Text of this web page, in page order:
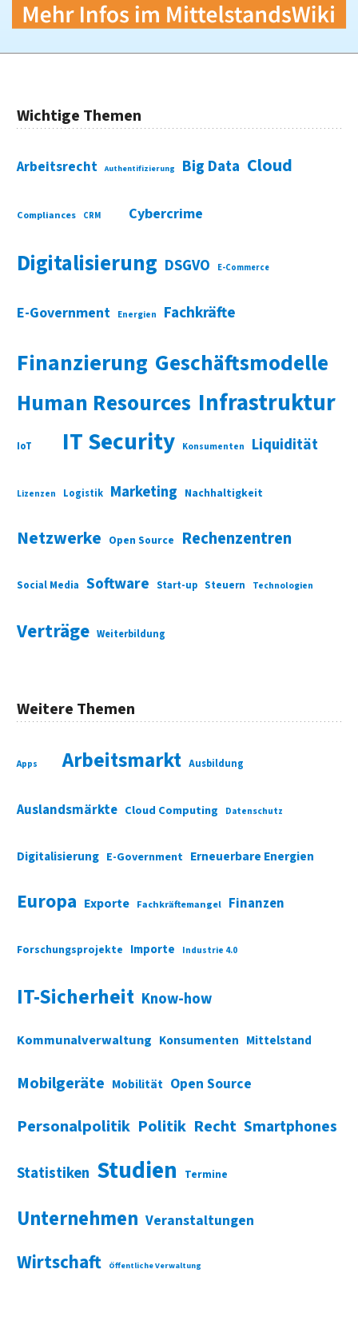
Wichtige Themen
Arbeitsrecht Authentifizierung Big Data Cloud
Compliances CRM Cybercrime
Digitalisierung DSGVO E-Commerce
E-Government Energien Fachkräfte
Finanzierung Geschäftsmodelle
Human Resources Infrastruktur
IoT IT Security Konsumenten Liquidität
Lizenzen Logistik Marketing Nachhaltigkeit
Netzwerke Open Source Rechenzentren
Social Media Software Start-up Steuern Technologien
Verträge Weiterbildung
Weitere Themen
Apps Arbeitsmarkt Ausbildung
Auslandsmärkte Cloud Computing Datenschutz
Digitalisierung E-Government Erneuerbare Energien
Europa Exporte Fachkräftemangel Finanzen
Forschungsprojekte Importe Industrie 4.0
IT-Sicherheit Know-how
Kommunalverwaltung Konsumenten Mittelstand
Mobilgeräte Mobilität Open Source
Personalpolitik Politik Recht Smartphones
Statistiken Studien Termine
Unternehmen Veranstaltungen
Wirtschaft Öffentliche Verwaltung